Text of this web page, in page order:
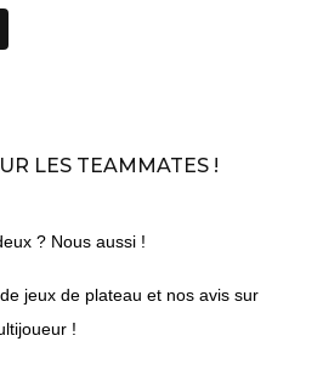
LES TEAMMATES !
? Nous aussi !
jeux de plateau et nos avis sur
!